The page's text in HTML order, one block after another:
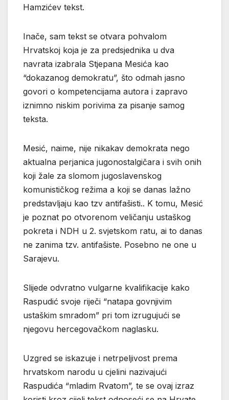
Hamzićev tekst.
Inače, sam tekst se otvara pohvalom
Hrvatskoj koja je za predsjednika u dva
navrata izabrala Stjepana Mesića kao
“dokazanog demokratu”, što odmah jasno
govori o kompetencijama autora i zapravo
iznimno niskim porivima za pisanje samog
teksta.
Mesić, naime, nije nikakav demokrata nego
aktualna perjanica jugonostalgičara i svih onih
koji žale za slomom jugoslavenskog
komunističkog režima a koji se danas lažno
predstavljaju kao tzv antifašisti.. K tomu, Mesić
je poznat po otvorenom veličanju ustaškog
pokreta i NDH u 2. svjetskom ratu, ai to danas
ne zanima tzv. antifašiste. Posebno ne one u
Sarajevu.
Slijede odvratno vulgarne kvalifikacije kako
Raspudić svoje riječi “natapa govnjivim
ustaškim smradom” pri tom izrugujući se
njegovu hercegovačkom naglasku.
Uzgred se iskazuje i netrpeljivost prema
hrvatskom narodu u cjelini nazivajući
Raspudića “mladim Rvatom”, te se ovaj izraz